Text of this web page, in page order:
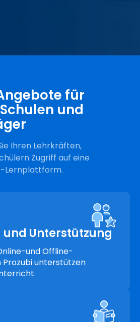
für
und
Ihren Lehrkräften,
Zugriff auf eine
Lernplattform.
Unterstützung
und Offline-
Prozubi unterstützen